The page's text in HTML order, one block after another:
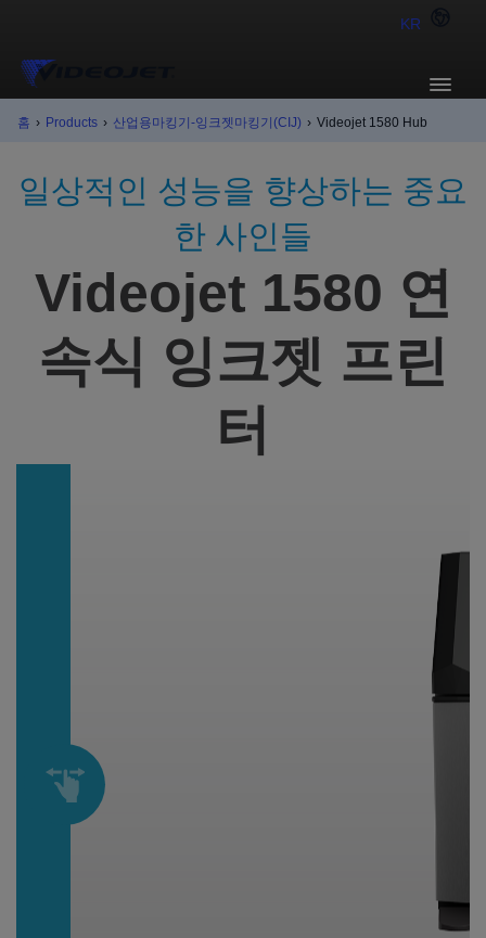
KR
홈 › Products › 산업용마킹기-잉크젯마킹기(CIJ) › Videojet 1580 Hub
일상적인 성능을 향상하는 중요
한 사인들
Videojet 1580 연
속식 잉크젯 프린
터